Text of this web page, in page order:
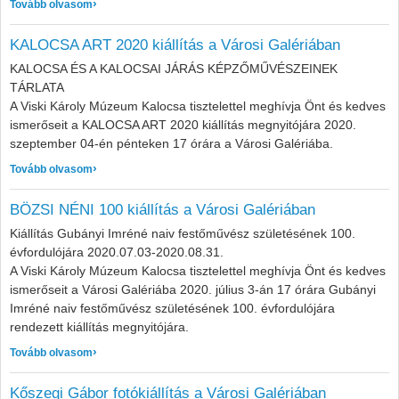
Tovább olvasom
KALOCSA ART 2020 kiállítás a Városi Galériában
KALOCSA ÉS A KALOCSAI JÁRÁS KÉPZŐMŰVÉSZEINEK
TÁRLATA
A Viski Károly Múzeum Kalocsa tisztelettel meghívja Önt és kedves
ismerőseit a KALOCSA ART 2020 kiállítás megnyitójára 2020.
szeptember 04-én pénteken 17 órára a Városi Galériába.
Tovább olvasom: KALOCSA ART 2020 kiállítás a Városi Galériában
BÖZSI NÉNI 100 kiállítás a Városi Galériában
Kiállítás Gubányi Imréné naiv festőművész születésének 100.
évfordulójára 2020.07.03-2020.08.31.
A Viski Károly Múzeum Kalocsa tisztelettel meghívja Önt és kedves
ismerőseit a Városi Galériába 2020. július 3-án 17 órára Gubányi
Imréné naiv festőművész születésének 100. évfordulójára
rendezett kiállítás megnyitójára.
Tovább olvasom: BÖZSI NÉNI 100 kiállítás a Városi Galériában
Kőszegi Gábor fotókiállítás a Városi Galériában